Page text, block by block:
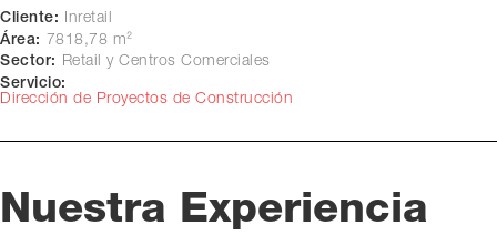
Cliente: Inretail
Área:
7818,78 m²
Sector: Retail y Centros Comerciales
Servicio:
Dirección de Proyectos de Construcción
Nuestra Experiencia